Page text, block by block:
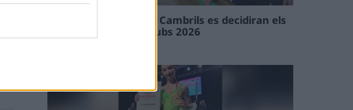
En les tirades de Flix i Cambrils es decidiran els
campions de l’Interclubs 2026